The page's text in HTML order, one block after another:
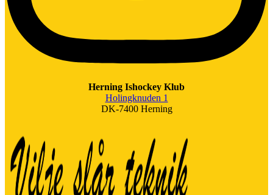
Herning Ishockey Klub
Holingknuden 1
DK-7400 Herning